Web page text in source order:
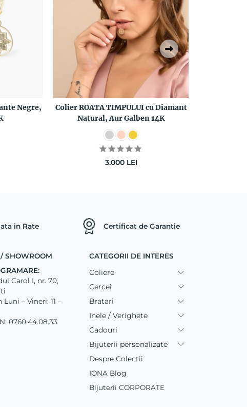
Negre,
Colier ROATA TIMPULUI cu Diamant
Natural, Aur Galben 14K
3.000 LEI
in Rate Certificat de Garantie
SHOWROOM
Carol I, nr. 70,
Luni – Vineri: 11 –
0760.44.08.33
CATEGORII DE INTERES
Coliere
Cercei
Bratari
Inele / Verighete
Cadouri
Bijuterii personalizate
Despre Colectii
IONA Blog
Bijuterii CORPORATE